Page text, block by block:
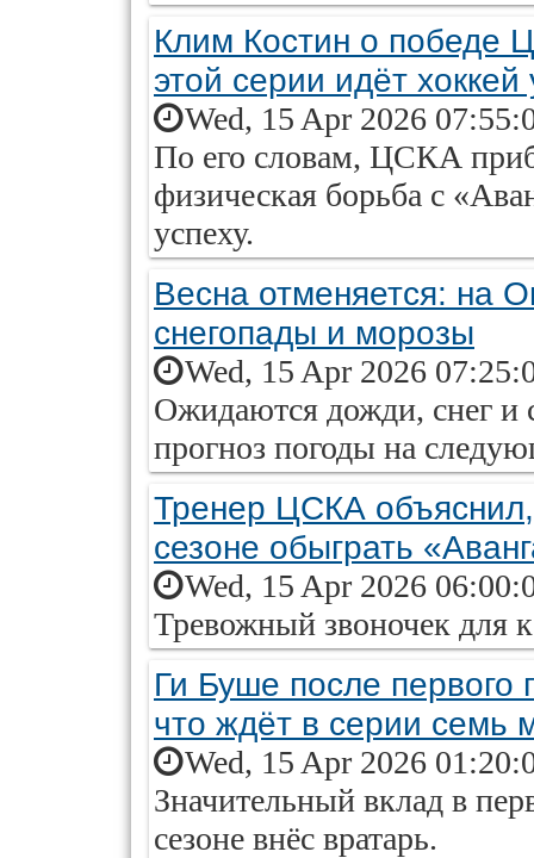
Клим Костин о победе
этой серии идёт
Wed, 15 Apr 2026
По его словам, ЦСКА
физическая борьба с
успеху.
Весна отменяется: на
снегопады и морозы
Wed, 15 Apr 2026
Ожидаются дожди, снег и
прогноз погоды на
Тренер ЦСКА
сезоне обыграть
Wed, 15 Apr 2026
Тревожный звоночек для
Ги Буше после
что ждёт в серии семь
Wed, 15 Apr 2026
Значительный вклад в
сезоне внёс вратарь.